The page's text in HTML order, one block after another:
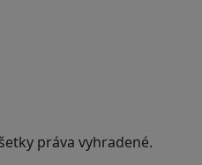
práva vyhradené.